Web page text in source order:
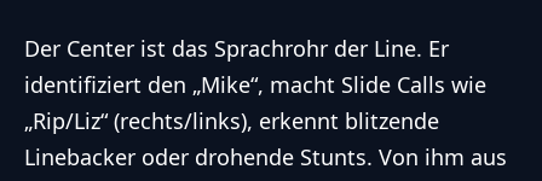
Der Center ist das Sprachrohr der Line. Er
identifiziert den „Mike“, macht Slide Calls wie
„Rip/Liz“ (rechts/links), erkennt blitzende
Linebacker oder drohende Stunts. Von ihm aus